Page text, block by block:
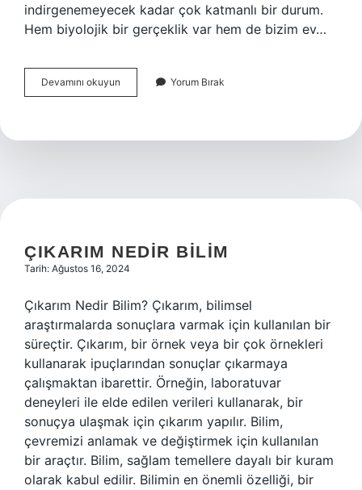
indirgenemeyecek kadar çok katmanlı bir durum.
Hem biyolojik bir gerçeklik var hem de bizim ev…
Devamını okuyun
neden
basar
Yorum Bırak
ÇIKARIM NEDIR BILIM
Tarih: Ağustos 16, 2024
Çıkarım Nedir Bilim? Çıkarım, bilimsel
araştırmalarda sonuçlara varmak için kullanılan bir
süreçtir. Çıkarım, bir örnek veya bir çok örnekleri
kullanarak ipuçlarından sonuçlar çıkarmaya
çalışmaktan ibarettir. Örneğin, laboratuvar
deneyleri ile elde edilen verileri kullanarak, bir
sonuçya ulaşmak için çıkarım yapılır. Bilim,
çevremizi anlamak ve değiştirmek için kullanılan
bir araçtır. Bilim, sağlam temellere dayalı bir kuram
olarak kabul edilir. Bilimin en önemli özelliği, bir